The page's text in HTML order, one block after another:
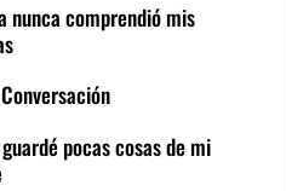
nunca comprendió mis
pocas cosas de mi